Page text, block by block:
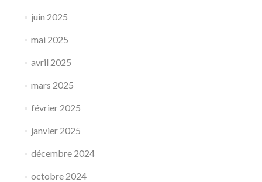
juin 2025
mai 2025
avril 2025
mars 2025
février 2025
janvier 2025
décembre 2024
octobre 2024